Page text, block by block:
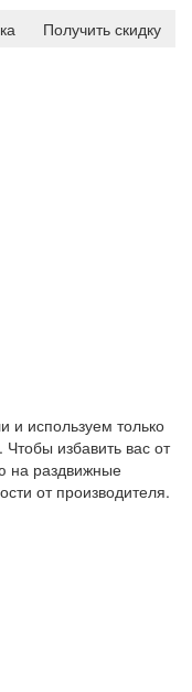
Получить скидку
используем только
избавить вас от
на раздвижные
от производителя.